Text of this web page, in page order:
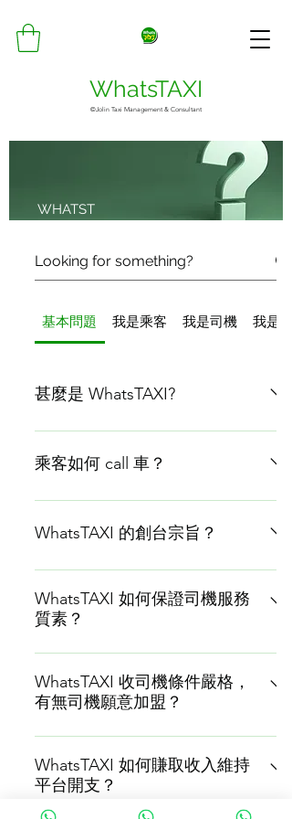
WhatsTAXI
©Jolin Taxi Management & Consultant
基本問題 我是乘客 我是司機 我是車
甚麼是 WhatsTAXI?
WhatsTAXI 是一個的士平台。主要服務
是提供乘客 call 的士，的士司機可免費
WhatsApp call 的士，毋須額外下載
Call 車 Apps，過程由系統自動回覆。
而司機入台需要申請及審批，通過後以
專用的 Apps 免費接 order，不用收
費。 ​除此之外，WhatsTAXI 還會提供司
機租車、的士託管等其他服務。
乘客如何 call 車？
可以按本連結：WhatsTAXI 入去系統後
輸入 menu 叫出主選單，按鍵回覆，開
括互動、填表、語音輸入，都簡單方
便。 最直接是語音，用 microphone 鍵
講出「起點」去「目的地」，就完成
https://www.whatstaxi.online/userguide
WhatsTAXI 的創台宗旨？
希望改善乘客和司機的待遇。 透過大家
已習慣使用的 WhatsApp，將有要求的
乘客跟有質素的司機縮短距離，讓大家
序簡化，乘客毋須申請開戶，回到基
本，最快幾秒鐘就完成 call 車，司機透
WhatsTAXI 如何保證司機服務
質素？
一個原則：寧缺不濫。 WhatsTAXI 可供
免費使用，但不會像其他平台為追求司
機數量而來者不拒。 我們要求加盟的司
司機符合基本入台條件，往後我們也會
持續留意司機服務表現，管理員及
Admin 也會以顧客身分 call 車，實測司
WhatsTAXI 收司機條件嚴格，
有無司機願意加盟？
不作嘗試 100% 不會，努力嘗試最少有
可能實現。我們偶然都看到一些好人好
司機的事，相信這不至於絕望。 同時，
WhatsTAXI 平台屬於免費使用性質，有
WhatsTAXI 如何賺取收入維持
平台開支？
WHATST
AXI FAQ